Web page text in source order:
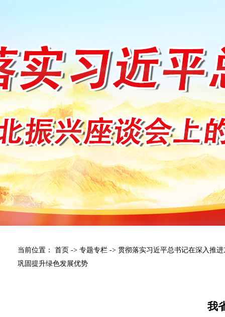
当前位置： 首页 -> 专题专栏 -> 贯彻落实习近平总书记在深入推
巩固提升绿色发展优势
我